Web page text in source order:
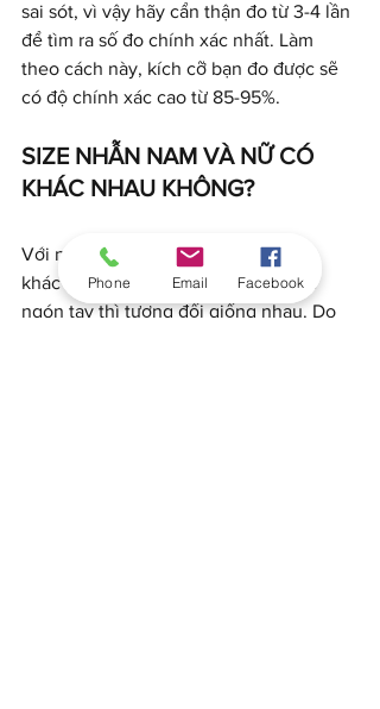
sai sót, vì vậy hãy cẩn thận đo từ 3-4 lần
để tìm ra số đo chính xác nhất. Làm
theo cách này, kích cỡ bạn đo được sẽ
có độ chính xác cao từ 85-95%.
SIZE NHẪN NAM VÀ NỮ CÓ
KHÁC NHAU KHÔNG?
Với nam và nữ thì kích thước tay sẽ
khác nhau nhưng đối với kích thước
ngón tay thì tương đối giống nhau. Do
Phone Email Facebook